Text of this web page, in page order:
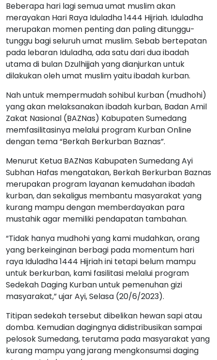
Beberapa hari lagi semua umat muslim akan
merayakan Hari Raya Iduladha 1444 Hijriah. Iduladha
merupakan momen penting dan paling ditunggu-
tunggu bagi seluruh umat muslim. Sebab bertepatan
pada lebaran Iduladha, ada satu dari dua ibadah
utama di bulan Dzulhijjah yang dianjurkan untuk
dilakukan oleh umat muslim yaitu ibadah kurban.
Nah untuk mempermudah sohibul kurban (mudhohi)
yang akan melaksanakan ibadah kurban, Badan Amil
Zakat Nasional (BAZNas) Kabupaten Sumedang
memfasilitasinya melalui program Kurban Online
dengan tema “Berkah Berkurban Baznas”.
Menurut Ketua BAZNas Kabupaten Sumedang Ayi
Subhan Hafas mengatakan, Berkah Berkurban Baznas
merupakan program layanan kemudahan ibadah
kurban, dan sekaligus membantu masyarakat yang
kurang mampu dengan memberdayakan para
mustahik agar memiliki pendapatan tambahan.
“Tidak hanya mudhohi yang kami mudahkan, orang
yang berkeinginan berbagi pada momentum hari
raya Iduladha 1444 Hijriah ini tetapi belum mampu
untuk berkurban, kami fasilitasi melalui program
Sedekah Daging Kurban untuk pemenuhan gizi
masyarakat,” ujar Ayi, Selasa (20/6/2023).
Titipan sedekah tersebut dibelikan hewan sapi atau
domba. Kemudian dagingnya didistribusikan sampai
pelosok Sumedang, terutama pada masyarakat yang
kurang mampu yang jarang mengkonsumsi daging